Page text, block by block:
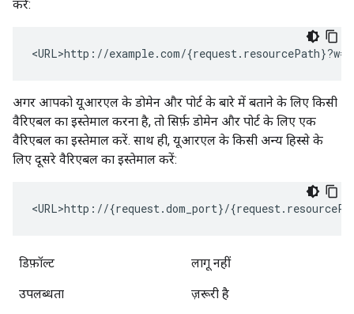
करें:
<URL>http://example.com/{request.resourcePath}?w=
अगर आपको यूआरएल के डोमेन और पोर्ट के बारे में बताने के लिए किसी
वैरिएबल का इस्तेमाल करना है, तो सिर्फ़ डोमेन और पोर्ट के लिए एक
वैरिएबल का इस्तेमाल करें. साथ ही, यूआरएल के किसी अन्य हिस्से के
लिए दूसरे वैरिएबल का इस्तेमाल करें:
<URL>http://{request.dom_port}/
डिफ़ॉल्ट लागू नहीं
उपलब्धता ज़रूरी है